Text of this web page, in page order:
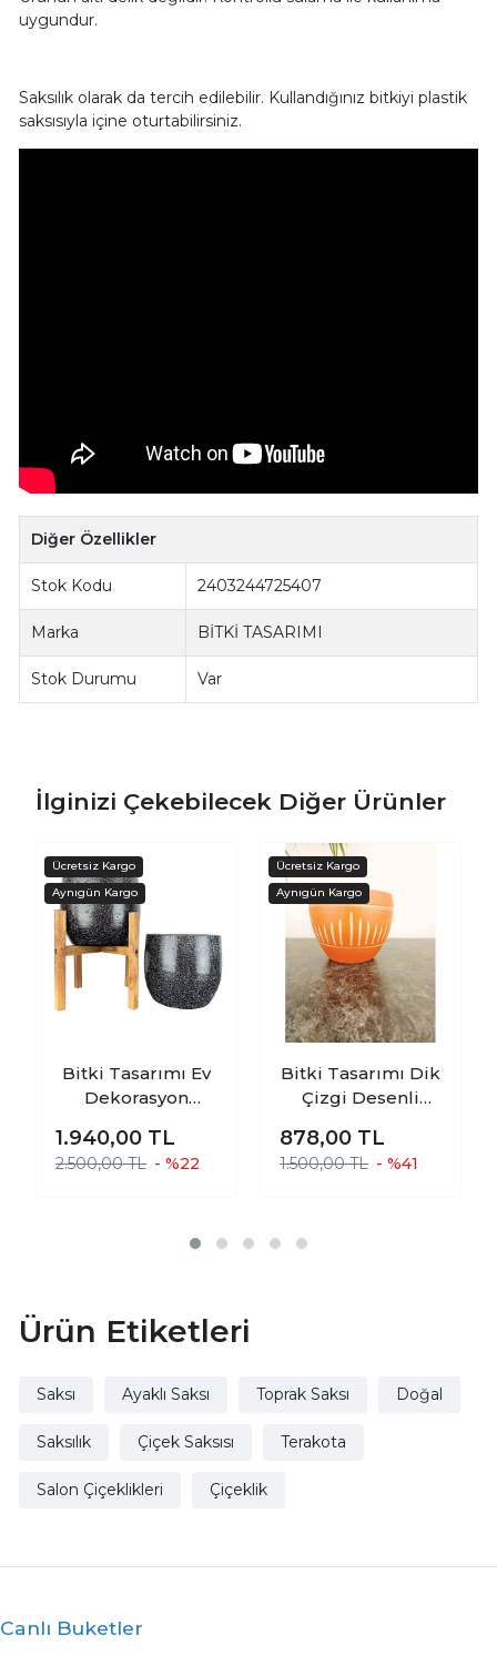
uygundur.
Saksılık olarak da tercih edilebilir. Kullandığınız bitkiyi plastik
saksısıyla içine oturtabilirsiniz.
Diğer Özellikler
Stok Kodu 2403244725407
Marka BİTKİ TASARIMI
Stok Durumu Var
İlginizi Çekebilecek Diğer Ürünler
Bitki Tasarımı Ev
Dekorasyon
Granit Toprak
Saksı Saksılık
4 Ayaklı- 19 CM
1.940,00 TL
2.500,00 TL - %22
Bitki Tasarımı Dik
Çizgi Desenli
Saksı Saksılık
Salon Çiçeklik - 15
878,00 TL
1.500,00 TL - %41
Ürün Etiketleri
Saksı Ayaklı Saksı Toprak Saksı Doğal
Saksılık Çiçek Saksısı Terakota
Salon Çiçeklikleri Çiçeklik
Canlı Buketler